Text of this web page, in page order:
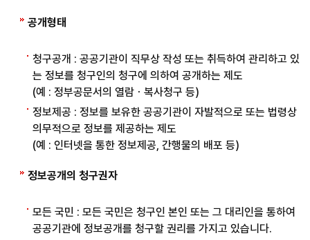
공개형태
청구공개 : 공공기관이 직무상 작성 또는 취득하여 관리하고 있
는 정보를 청구인의 청구에 의하여 공개하는 제도
(예 : 정부공문서의 열람ㆍ복사청구 등)
정보제공 : 정보를 보유한 공공기관이 자발적으로 또는 법령상
의무적으로 정보를 제공하는 제도
(예 : 인터넷을 통한 정보제공, 간행물의 배포 등)
정보공개의 청구권자
모든 국민 : 모든 국민은 청구인 본인 또는 그 대리인을 통하여
공공기관에 정보공개를 청구할 권리를 가지고 있습니다.